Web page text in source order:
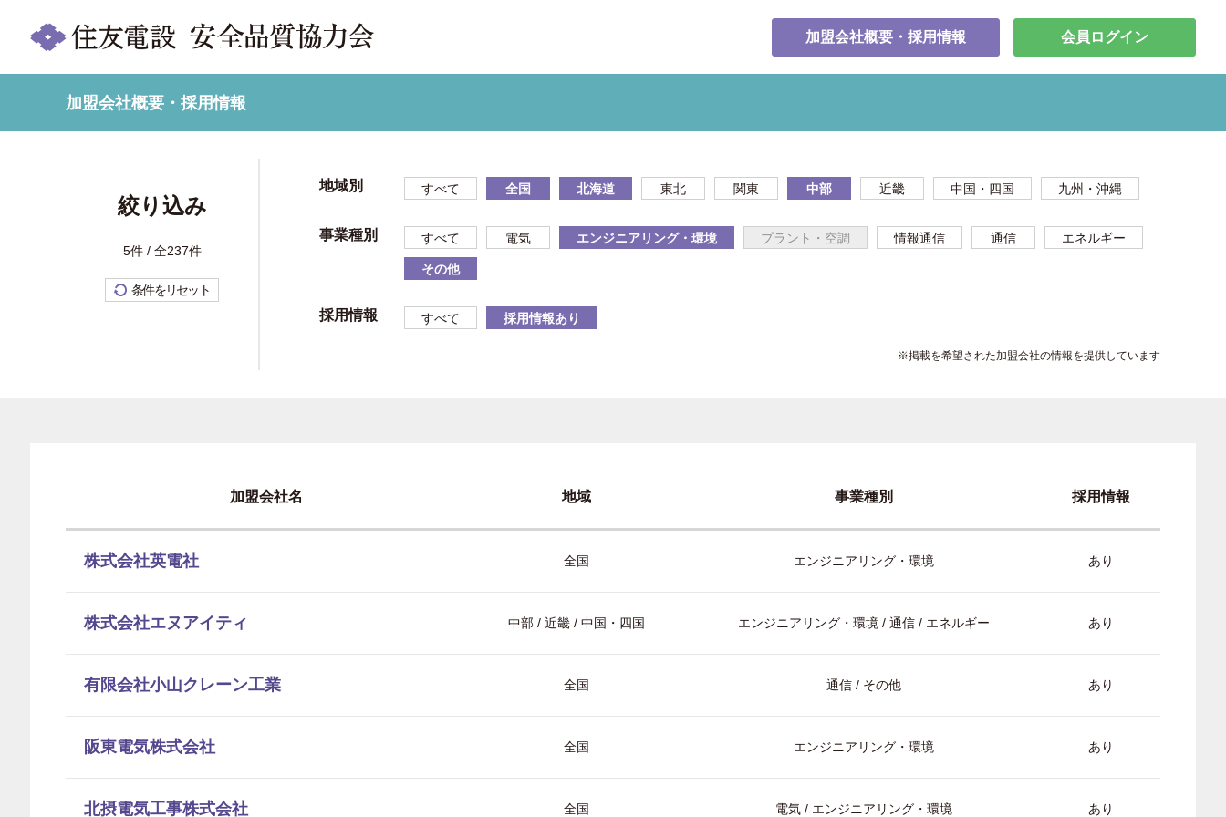
加盟会社概要・採用情報 会員ログイン
加盟会社概要・採用情報
絞り込み
5件 / 全237件
条件をリセット
地域別 すべて 全国 北海道 東北 関東 中部 近畿 中国・四国 九州・沖縄
事業種別 すべて 電気 エンジニアリング・環境 プラント・空調 情報通信 通信 エネルギー
その他
採用情報 すべて 採用情報あり
※掲載を希望された加盟会社の情報を提供しています
加盟会社名 地域 事業種別 採用情報
株式会社英電社 全国 エンジニアリング・環境 あり
株式会社エヌアイティ 中部 / 近畿 / 中国・四国 エンジニアリング・環境 / 通信 / エネルギー あり
有限会社小山クレーン工業 全国 通信 / その他 あり
阪東電気株式会社 全国 エンジニアリング・環境 あり
北摂電気工事株式会社 全国 電気 / エンジニアリング・環境 あり